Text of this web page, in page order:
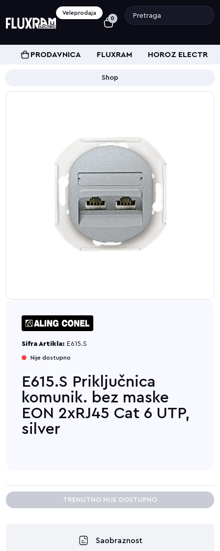
Veleprodaja
0
PRODAVNICA FLUXRAM HOROZ ELECTRIC
Shop
Sifra Artikla: E615.S
Nije dostupno
E615.S Priključnica
komunik. bez maske
EON 2xRJ45 Cat 6 UTP,
silver
TRENUTNO NIJE DOSTUPNO
Saobraznost